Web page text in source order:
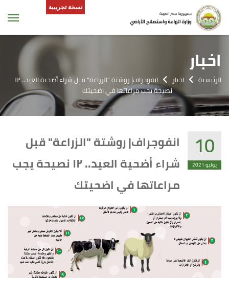
نسخة تجريبية
اخبار
الرئيسية اخبار
انفوجراف| روشتة "الزراعة" قبل شراء أضحية العيد.. ١٢
نصيحة يجب مراعاتها في اضحيتك
10
يوليو 2021
انفوجراف| روشتة "الزراعة" قبل
شراء أضحية العيد.. ١٢ نصيحة يجب
مراعاتها في اضحيتك